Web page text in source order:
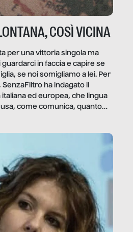
COSÌ VICINA
per una vittoria singola ma
in faccia e capire se
se noi somigliamo a lei. Per
ha indagato il
ed europea, che lingua
come comunica, quanto